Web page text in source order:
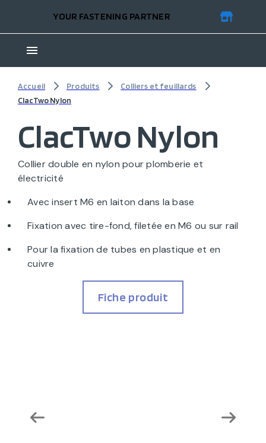
YOUR FASTENING PARTNER
Accueil Produits
Colliers et feuillards
ClacTwo Nylon
ClacTwo Nylon
Collier double en nylon pour plomberie et
électricité
Avec insert M6 en laiton dans la base
Fixation avec tire-fond, filetée en M6 ou sur rail
Pour la fixation de tubes en plastique et en
cuivre
Fiche produit